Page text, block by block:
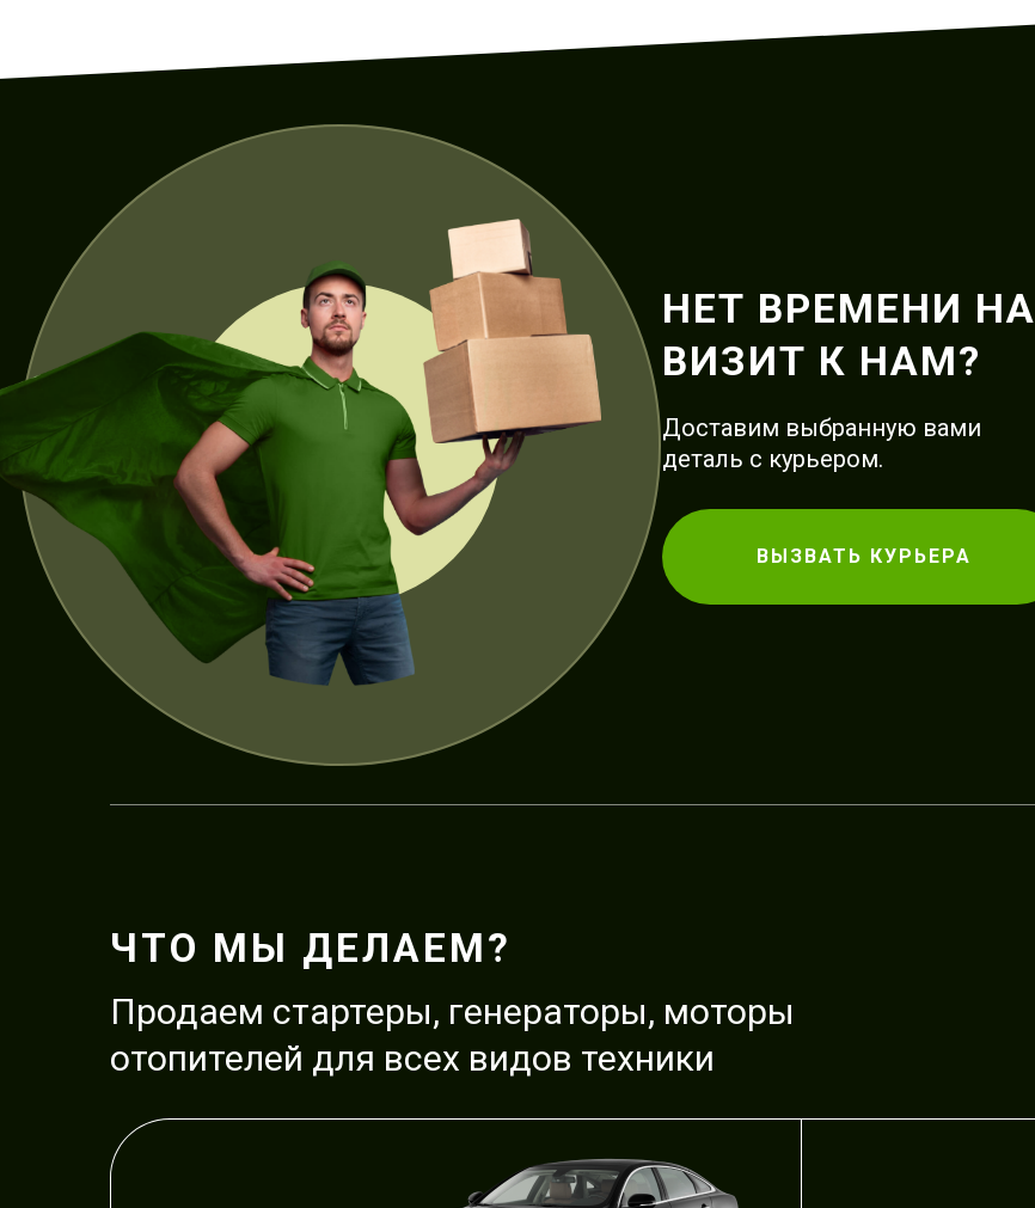
ВЫЗВАТЬ КУРЬЕРА
НЕТ ВРЕМЕНИ НА
ВИЗИТ К НАМ?
Доставим выбранную вами
деталь с курьером.
Продаем стартеры, генераторы, моторы
отопителей для всех видов техники
ЧТО МЫ ДЕЛАЕМ?